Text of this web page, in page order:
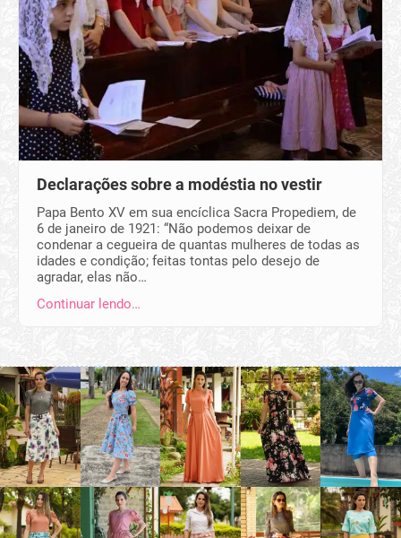
Declarações sobre a modéstia no vestir
Papa Bento XV em sua encíclica Sacra Propediem, de
6 de janeiro de 1921: “Não podemos deixar de
condenar a cegueira de quantas mulheres de todas as
idades e condição; feitas tontas pelo desejo de
agradar, elas não…
Continuar lendo…